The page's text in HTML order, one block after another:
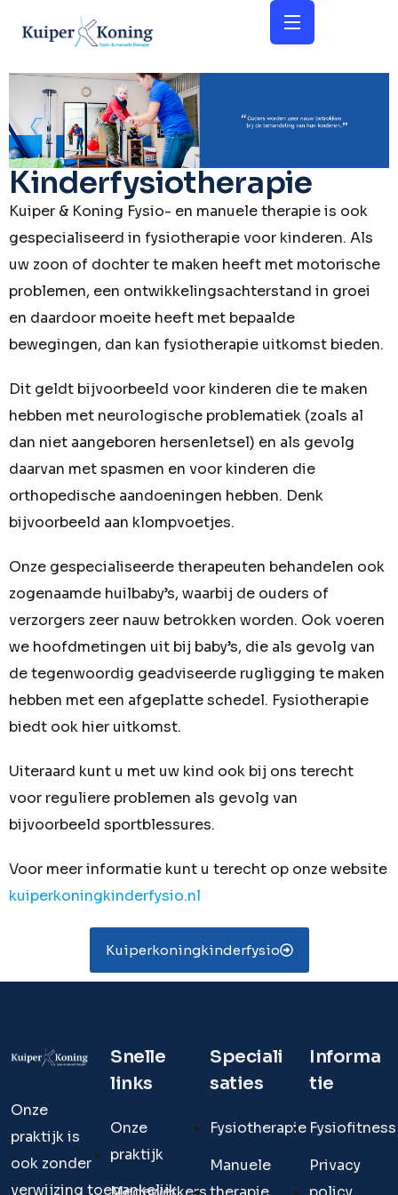
Kinderfysiotherapie
Kuiper & Koning Fysio- en manuele therapie is ook
gespecialiseerd in fysiotherapie voor kinderen. Als
uw zoon of dochter te maken heeft met motorische
problemen, een ontwikkelingsachterstand in groei
en daardoor moeite heeft met bepaalde
bewegingen, dan kan fysiotherapie uitkomst bieden.
Dit geldt bijvoorbeeld voor kinderen die te maken
hebben met neurologische problematiek (zoals al
dan niet aangeboren hersenletsel) en als gevolg
daarvan met spasmen en voor kinderen die
orthopedische aandoeningen hebben. Denk
bijvoorbeeld aan klompvoetjes.
Onze gespecialiseerde therapeuten behandelen ook
zogenaamde huilbaby’s, waarbij de ouders of
verzorgers zeer nauw betrokken worden. Ook voeren
we hoofdmetingen uit bij baby’s, die als gevolg van
de tegenwoordig geadviseerde rugligging te maken
hebben met een afgeplatte schedel. Fysiotherapie
biedt ook hier uitkomst.
Uiteraard kunt u met uw kind ook bij ons terecht
voor reguliere problemen als gevolg van
bijvoorbeeld sportblessures.
Voor meer informatie kunt u terecht op onze website
kuiperkoningkinderfysio.nl
Kuiperkoningkinderfysio
Onze
praktijk is
ook zonder
verwijzing toegankelijk.
Snelle
links
Onze
praktijk
Speciali
saties
Fysiotherapie
Manuele
Informa
tie
Fysiofitness
Privacy